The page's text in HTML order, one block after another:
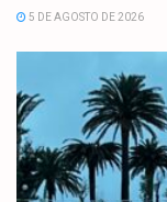
5 DE AGOSTO DE 2026